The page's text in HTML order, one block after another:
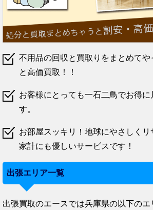
不用品の回収と買取りをまとめて
と高価買取！！
お客様にとっても一石二鳥でお得に
す。
お部屋スッキリ！地球にやさしく
家計にも優しいサービスです！
出張エリア一覧
出張買取のエースでは兵庫県の以下のエ